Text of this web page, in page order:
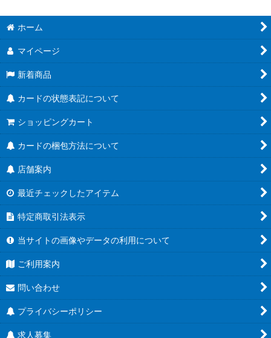
ホーム
マイページ
新着商品
カードの状態表記について
ショッピングカート
カードの梱包方法について
店舗案内
最近チェックしたアイテム
特定商取引法表示
当サイトの画像やデータの利用について
ご利用案内
問い合わせ
プライバシーポリシー
求人募集